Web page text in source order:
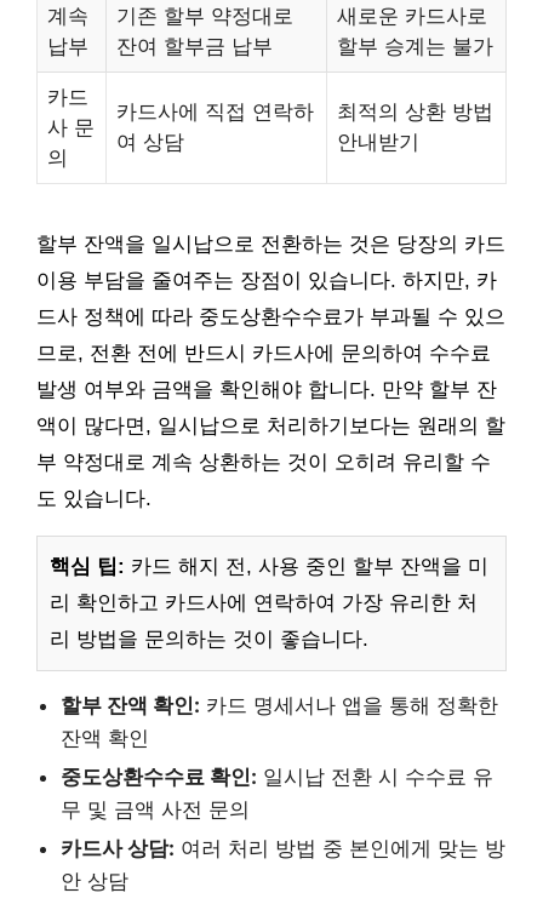
계속
납부
기존 할부 약정대로
잔여 할부금 납부
새로운 카드사로
할부 승계는 불가
카드
사 문
의
카드사에 직접 연락하
여 상담
최적의 상환 방법
안내받기
할부 잔액을 일시납으로 전환하는 것은 당장의 카드
이용 부담을 줄여주는 장점이 있습니다. 하지만, 카
드사 정책에 따라 중도상환수수료가 부과될 수 있으
므로, 전환 전에 반드시 카드사에 문의하여 수수료
발생 여부와 금액을 확인해야 합니다. 만약 할부 잔
액이 많다면, 일시납으로 처리하기보다는 원래의 할
부 약정대로 계속 상환하는 것이 오히려 유리할 수
도 있습니다.
핵심 팁: 카드 해지 전, 사용 중인 할부 잔액을 미
리 확인하고 카드사에 연락하여 가장 유리한 처
리 방법을 문의하는 것이 좋습니다.
할부 잔액 확인: 카드 명세서나 앱을 통해 정확한
잔액 확인
중도상환수수료 확인: 일시납 전환 시 수수료 유
무 및 금액 사전 문의
카드사 상담: 여러 처리 방법 중 본인에게 맞는 방
안 상담